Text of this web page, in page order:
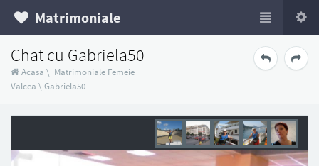
Matrimoniale
Chat cu Gabriela50
Acasa \ Matrimoniale Femeie
Valcea \ Gabriela50